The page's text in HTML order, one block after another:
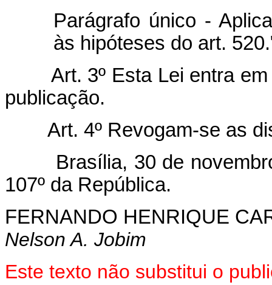
Parágrafo único -
às hipóteses do art.
Art. 3º Esta Lei entra
publicação.
Art. 4º Revogam-se as
Brasília, 30 de novembro
107º da República.
FERNANDO HENRIQUE
Nelson A. Jobim
Este texto não substitui o